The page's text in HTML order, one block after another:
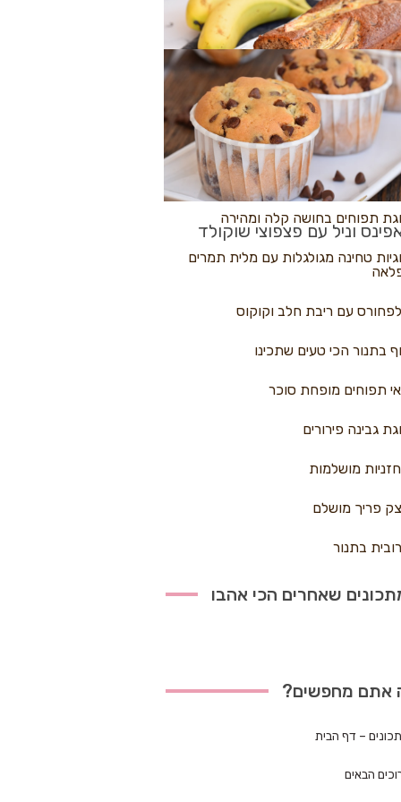
פיצה
בננות
וניל עם פצפוצי שוקולד
נקראים
תפוחים בחושה קלה ומהירה
טחינה מגולגלות עם מלית תמרים
עם ריבת חלב וקוקוס
בתנור הכי טעים שתכינו
תפוחים מופחת סוכר
גבינה פירורים
מושלמות
פריך מושלם
בתנור
שאחרים הכי אהבו
אתם מחפשים?
– דף הבית
הבאים